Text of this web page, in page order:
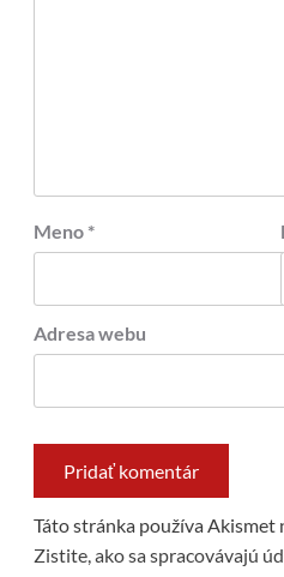
Meno *
Adresa webu
Táto stránka používa Akismet
Zistite, ako sa spracovávajú